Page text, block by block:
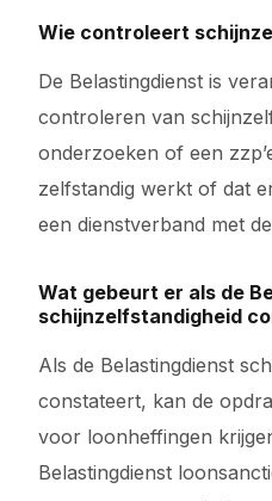
Wie controleert
De Belastingdienst is
controleren van
onderzoeken of een
zelfstandig werkt of dat
een dienstverband met
Wat gebeurt er als de
schijnzelfstandigheid
Als de Belastingdienst
constateert, kan de
voor loonheffingen
Belastingdienst